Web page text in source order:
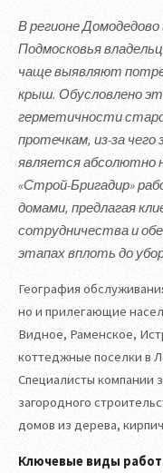
В регионе
Подмосковья
чаще выявляют
крыш. Обусловлено
герметичности
протечкам, из-за чего
является абсолютно
«Строй-Бригадир»
домами, предлагая
сотрудничества и
этапах вплоть до
География
но и прилегающие
Видное, Раменское,
коттеджные поселки в
Специалисты компании
загородного
домов из дерева,
Ключевые виды